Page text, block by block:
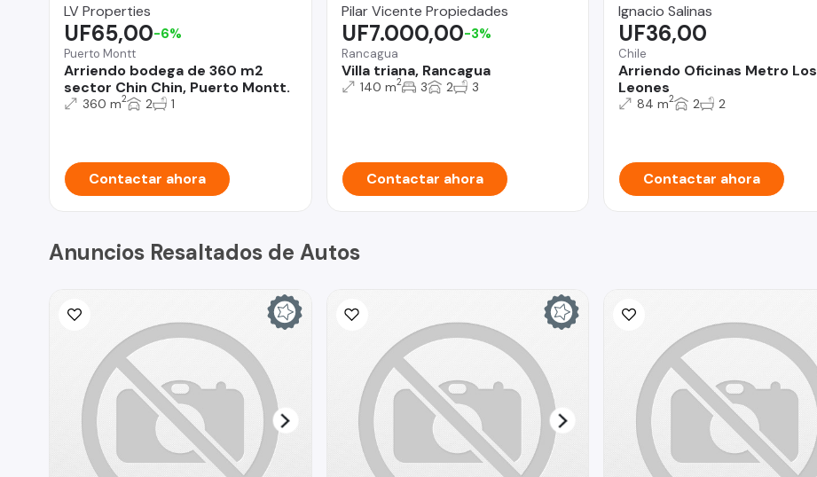
LV Properties
Puerto Montt
Arriendo bodega de 360 m2
sector Chin Chin, Puerto Montt.
UF65,00-6%
360 m2 2 1
Contactar ahora
Pilar Vicente Propiedades
Rancagua
Villa triana, Rancagua
UF7.000,00-3%
140 m2 3 2 3
Contactar ahora
Ignacio Salinas
Chile
Arriendo Oficinas Metro Los
Leones
UF36,00
84 m2 2 2
Contactar ahora
Anuncios Resaltados de Autos